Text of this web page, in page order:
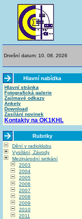
Dnešní datum: 10. 08. 2026
Hlavní nabídka
Hlavní stránka
Fotografická galerie
Zajímavé odkazy
Ankety
Download
Zasílání novinek
Kontakty na OK1KHL
Rubriky
Dění v radioklubu
Vysílání, Závody
Mezinárodní setkání
2003
2004
2005
2006
2007
2008
2009
2010
2011